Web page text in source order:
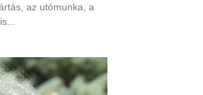
az utómunka, a